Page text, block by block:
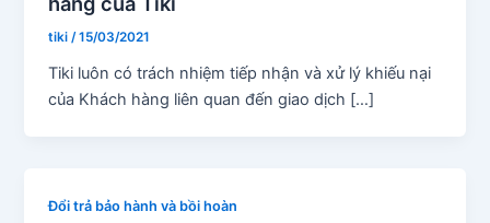
tiki/15/03/2021
Tiki luôn có trách nhiệm tiếp nhận và xử lý khiếu nại
của Khách hàng liên quan đến giao dịch […]
Đổi trả bảo hành và bồi hoàn